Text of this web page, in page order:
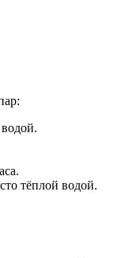
тёплой водой.